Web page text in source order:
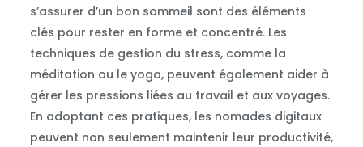
s’assurer d’un bon sommeil sont des éléments
clés pour rester en forme et concentré. Les
techniques de gestion du stress, comme la
méditation ou le yoga, peuvent également aider à
gérer les pressions liées au travail et aux voyages.
En adoptant ces pratiques, les nomades digitaux
peuvent non seulement maintenir leur productivité,